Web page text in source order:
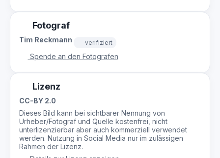
Fotograf
Tim Reckmann verifiziert
Spende an den Fotografen
Lizenz
CC-BY 2.0
Dieses Bild kann bei sichtbarer Nennung von
Urheber/Fotograf und Quelle kostenfrei, nicht
unterlizenzierbar aber auch kommerziell verwendet
werden. Nutzung in Social Media nur im zulässigen
Rahmen der Lizenz.